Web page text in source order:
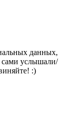
данных,
сами услышали/
:)